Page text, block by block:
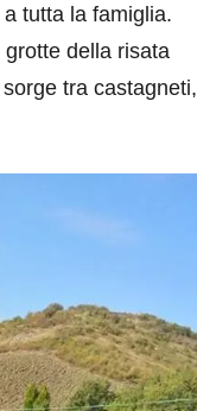
tutta la famiglia.
della risata
tra castagneti,